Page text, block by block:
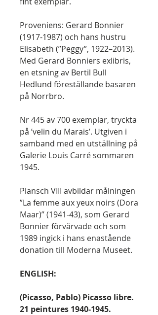
Proveniens: Gerard Bonnier
(1917-1987) och hans hustru
Elisabeth (”Peggy”, 1922–2013).
Med Gerard Bonniers exlibris,
en etsning av Bertil Bull
Hedlund föreställande basaren
på Norrbro.
Nr 445 av 700 exemplar, tryckta
på ’velin du Marais’. Utgiven i
samband med en utställning på
Galerie Louis Carré sommaren
1945.
Plansch VIII avbildar målningen
”La femme aux yeux noirs (Dora
Maar)” (1941-43), som Gerard
Bonnier förvärvade och som
1989 ingick i hans enastående
donation till Moderna Museet.
ENGLISH:
(Picasso, Pablo) Picasso libre.
21 peintures 1940-1945.